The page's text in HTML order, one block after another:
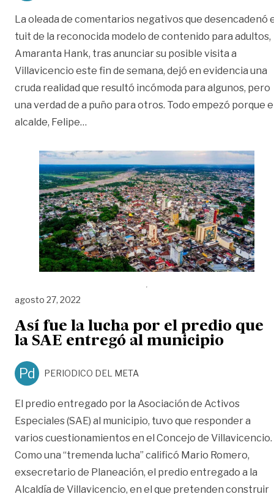
La oleada de comentarios negativos que desencadenó
tuit de la reconocida modelo de contenido para adultos,
Amaranta Hank, tras anunciar su posible visita a
Villavicencio este fin de semana, dejó en evidencia una
cruda realidad que resultó incómoda para algunos, pero
una verdad de a puño para otros. Todo empezó porque
alcalde, Felipe…
agosto 27, 2022
Así fue la lucha por el predio que
la SAE entregó al municipio
Pd PERIODICO DEL META
El predio entregado por la Asociación de Activos
Especiales (SAE) al municipio, tuvo que responder a
varios cuestionamientos en el Concejo de Villavicencio.
Como una “tremenda lucha” calificó Mario Romero,
exsecretario de Planeación, el predio entregado a la
Alcaldía de Villavicencio, en el que pretenden construir